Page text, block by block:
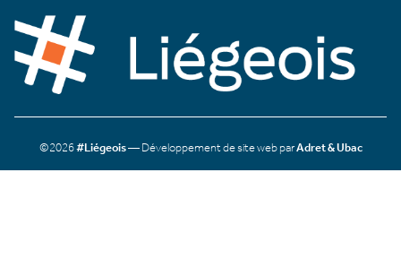
©2026#Liégeois— Développement de site web parAdret & Ubac